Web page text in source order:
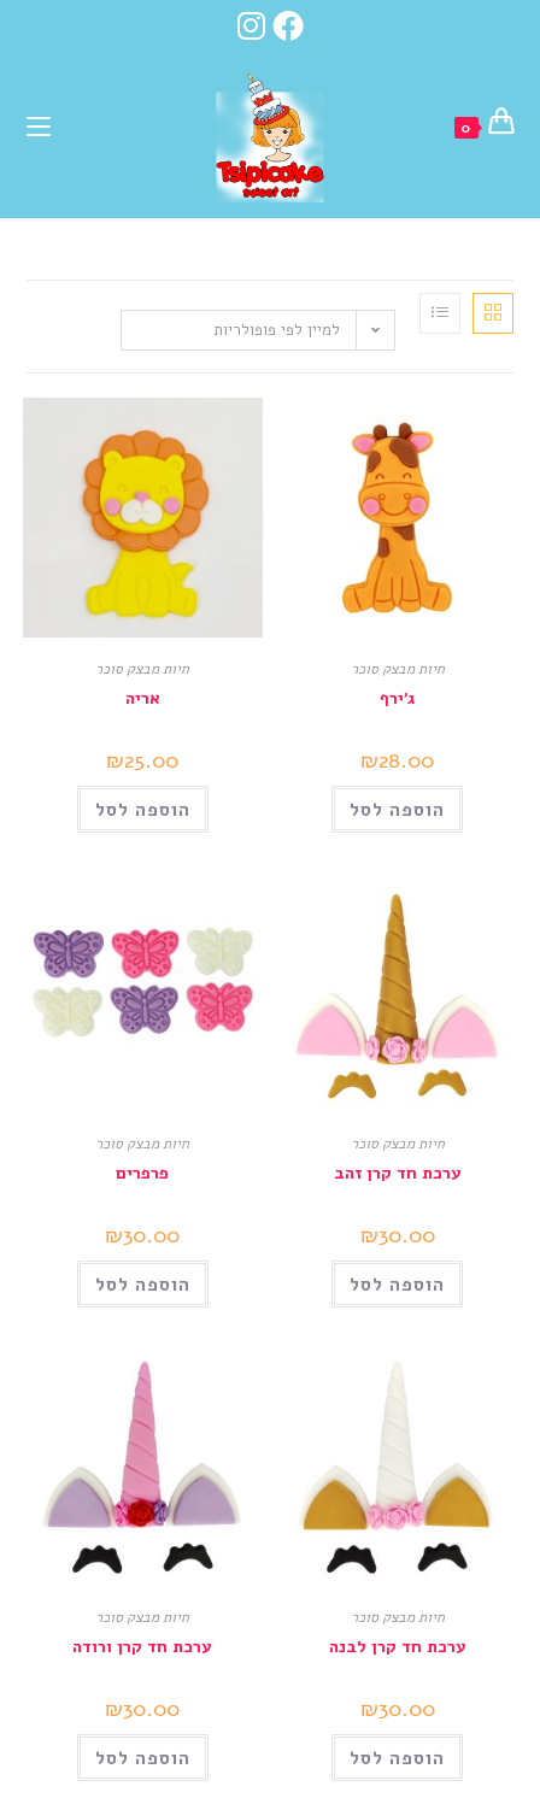
0
למיין לפי פופולריות
חיות מבצק סוכר
ג'ירף
₪28.00
הוספה לסל
חיות מבצק סוכר
אריה
₪25.00
הוספה לסל
חיות מבצק סוכר
ערכת חד קרן זהב
₪30.00
הוספה לסל
חיות מבצק סוכר
פרפרים
₪30.00
הוספה לסל
חיות מבצק סוכר
ערכת חד קרן לבנה
₪30.00
הוספה לסל
חיות מבצק סוכר
ערכת חד קרן ורודה
₪30.00
הוספה לסל